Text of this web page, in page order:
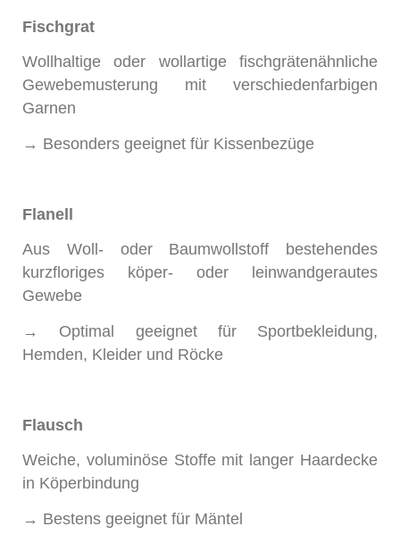
Fischgrat
Wollhaltige oder wollartige fischgrätenähnliche
Gewebemusterung mit verschiedenfarbigen
Garnen
→ Besonders geeignet für Kissenbezüge
Flanell
Aus Woll- oder Baumwollstoff bestehendes
kurzfloriges köper- oder leinwandgerautes
Gewebe
→ Optimal geeignet für Sportbekleidung,
Hemden, Kleider und Röcke
Flausch
Weiche, voluminöse Stoffe mit langer Haardecke
in Köperbindung
→ Bestens geeignet für Mäntel